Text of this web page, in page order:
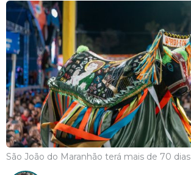
São João do Maranhão terá mais de 70 dias